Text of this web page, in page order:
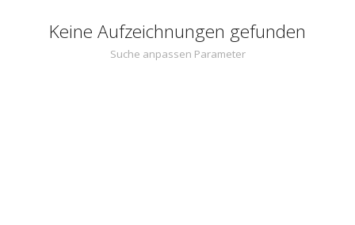
Keine Aufzeichnungen gefunden
Suche anpassen Parameter